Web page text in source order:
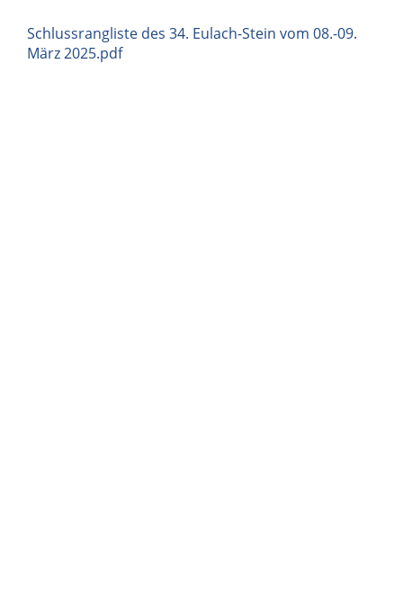
Schlussrangliste des 34. Eulach-Stein vom 08.-09.
März 2025.pdf